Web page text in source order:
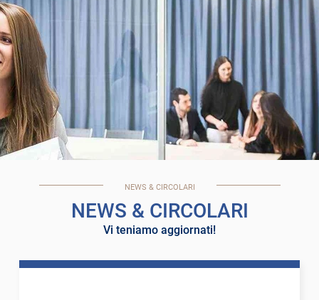
NEWS & CIRCOLARI
NEWS & CIRCOLARI
Vi teniamo aggiornati!